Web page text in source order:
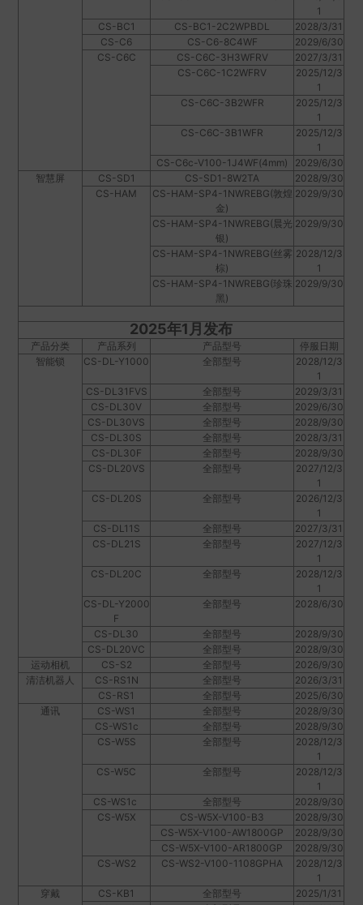
1
CS-BC1
CS-BC1-2C2WPBDL
2028/3/31
CS-C6
CS-C6-8C4WF
2029/6/30
CS-C6C
CS-C6C-3H3WFRV
2027/3/31
CS-C6C-1C2WFRV
2025/12/3
1
CS-C6C-3B2WFR
2025/12/3
1
CS-C6C-3B1WFR
2025/12/3
1
CS-C6c-V100-1J4WF(4mm)
2029/6/30
智慧屏
CS-SD1 CS-SD1-8W2TA
2028/9/30
CS-HAM
CS-HAM-SP4-1NWREBG(敦煌
金)
2029/9/30
CS-HAM-SP4-1NWREBG(晨光
银)
2029/9/30
CS-HAM-SP4-1NWREBG(丝雾
棕)
2028/12/3
1
CS-HAM-SP4-1NWREBG(珍珠
黑)
2029/9/30
2025年1月发布
产品分类 产品系列 产品型号
停服日期
智能锁
CS-DL-Y1000 全部型号
2028/12/3
1
CS-DL31FVS
全部型号
2029/3/31
CS-DL30V
全部型号
2029/6/30
CS-DL30VS
全部型号
2028/9/30
CS-DL30S
全部型号
2028/3/31
CS-DL30F
全部型号
2028/9/30
CS-DL20VS
全部型号
2027/12/3
1
CS-DL20S
全部型号
2026/12/3
1
CS-DL11S
全部型号
2027/3/31
CS-DL21S
全部型号
2027/12/3
1
CS-DL20C
全部型号
2028/12/3
1
CS-DL-Y2000
F
全部型号 2028/6/30
CS-DL30 全部型号
2028/9/30
CS-DL20VC
全部型号
2028/9/30
运动相机
CS-S2 全部型号
2026/9/30
清洁机器人
CS-RS1N 全部型号
2026/3/31
CS-RS1
全部型号
2025/6/30
通讯
CS-WS1 全部型号
2028/9/30
CS-WS1c
全部型号
2028/9/30
CS-W5S
全部型号
2028/12/3
1
CS-W5C
全部型号
2028/12/3
1
CS-WS1c
全部型号
2028/9/30
CS-W5X
CS-W5X-V100-B3
2028/9/30
CS-W5X-V100-AW1800GP
2028/9/30
CS-W5X-V100-AR1800GP
2028/9/30
CS-WS2
CS-WS2-V100-1108GPHA
2028/12/3
1
穿戴
CS-KB1 全部型号
2025/1/31